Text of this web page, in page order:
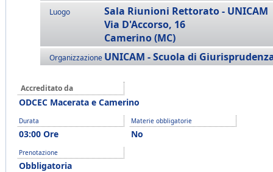
Luogo
Sala Riunioni Rettorato - UNICAM
Via D'Accorso, 16
Camerino (MC)
Organizzazione UNICAM - Scuola di
Accreditato da
ODCEC Macerata e Camerino
Durata
03:00 Ore
Materie obbligatorie
No
Prenotazione
Obbligatoria